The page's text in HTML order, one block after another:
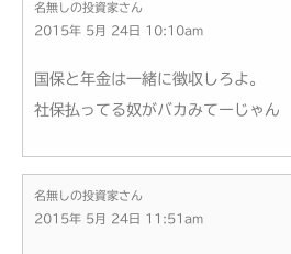
名無しの投資家さん
2015年 5月 24日 10:10am
国保と年金は一緒に徴収しろよ。
社保払ってる奴がバカみてーじゃん
名無しの投資家さん
2015年 5月 24日 11:51am